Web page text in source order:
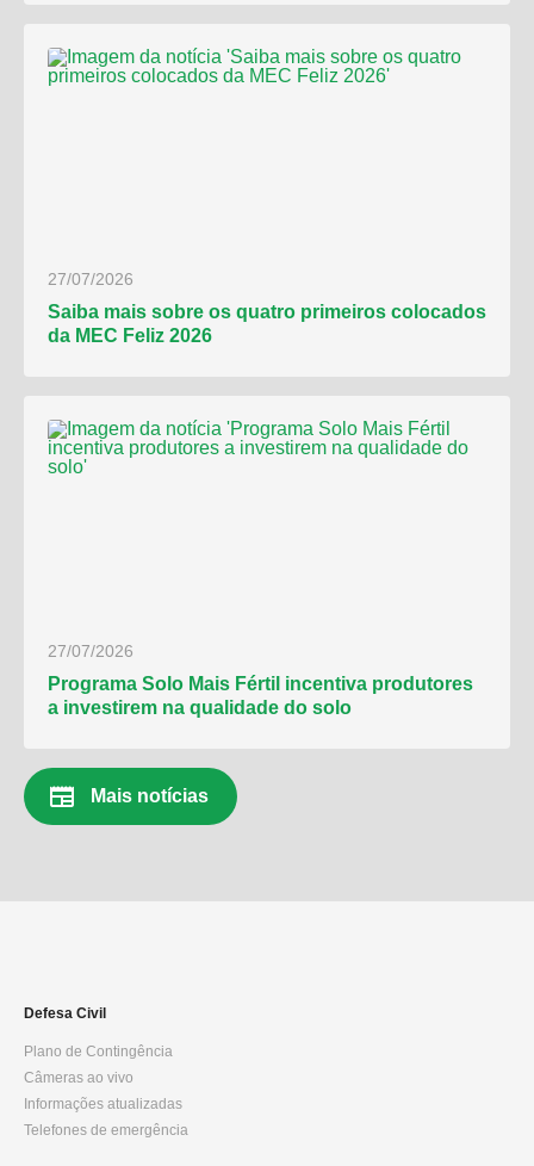
27/07/2026
Saiba mais sobre os quatro primeiros colocados
da MEC Feliz 2026
27/07/2026
Programa Solo Mais Fértil incentiva produtores
a investirem na qualidade do solo
newspaper Mais notícias
Defesa Civil
Plano de Contingência
Câmeras ao vivo
Informações atualizadas
Telefones de emergência